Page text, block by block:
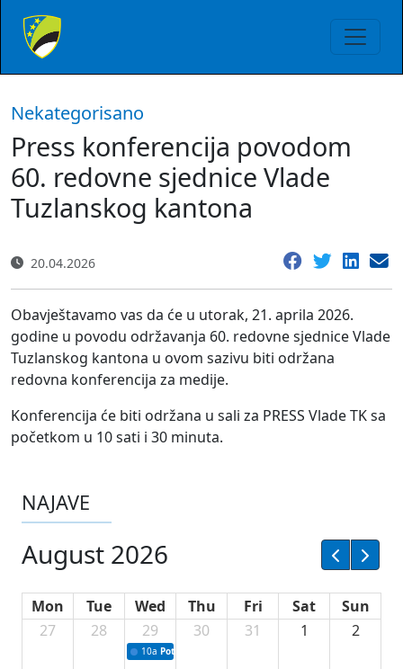
Nekategorisano
Press konferencija povodom
60. redovne sjednice Vlade
Tuzlanskog kantona
20.04.2026
Obavještavamo vas da će u utorak, 21. aprila 2026.
godine u povodu održavanja 60. redovne sjednice Vlade
Tuzlanskog kantona u ovom sazivu biti održana
redovna konferencija za medije.
Konferencija će biti održana u sali za PRESS Vlade TK sa
početkom u 10 sati i 30 minuta.
NAJAVE
August 2026
Mon Tue Wed Thu Fri Sat
Sun
27
28 29
10a Potpisivanje ugovora sa neprofitnim
30 31 1 2